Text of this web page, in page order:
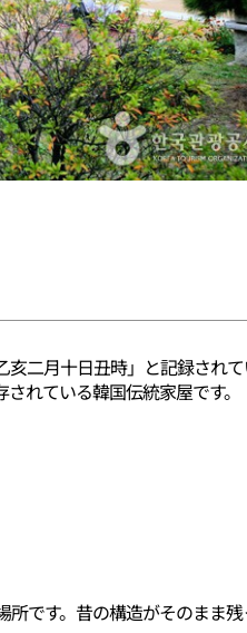
二月十日丑時」と記録され
れている韓国伝統家屋です。
です。昔の構造がそのまま